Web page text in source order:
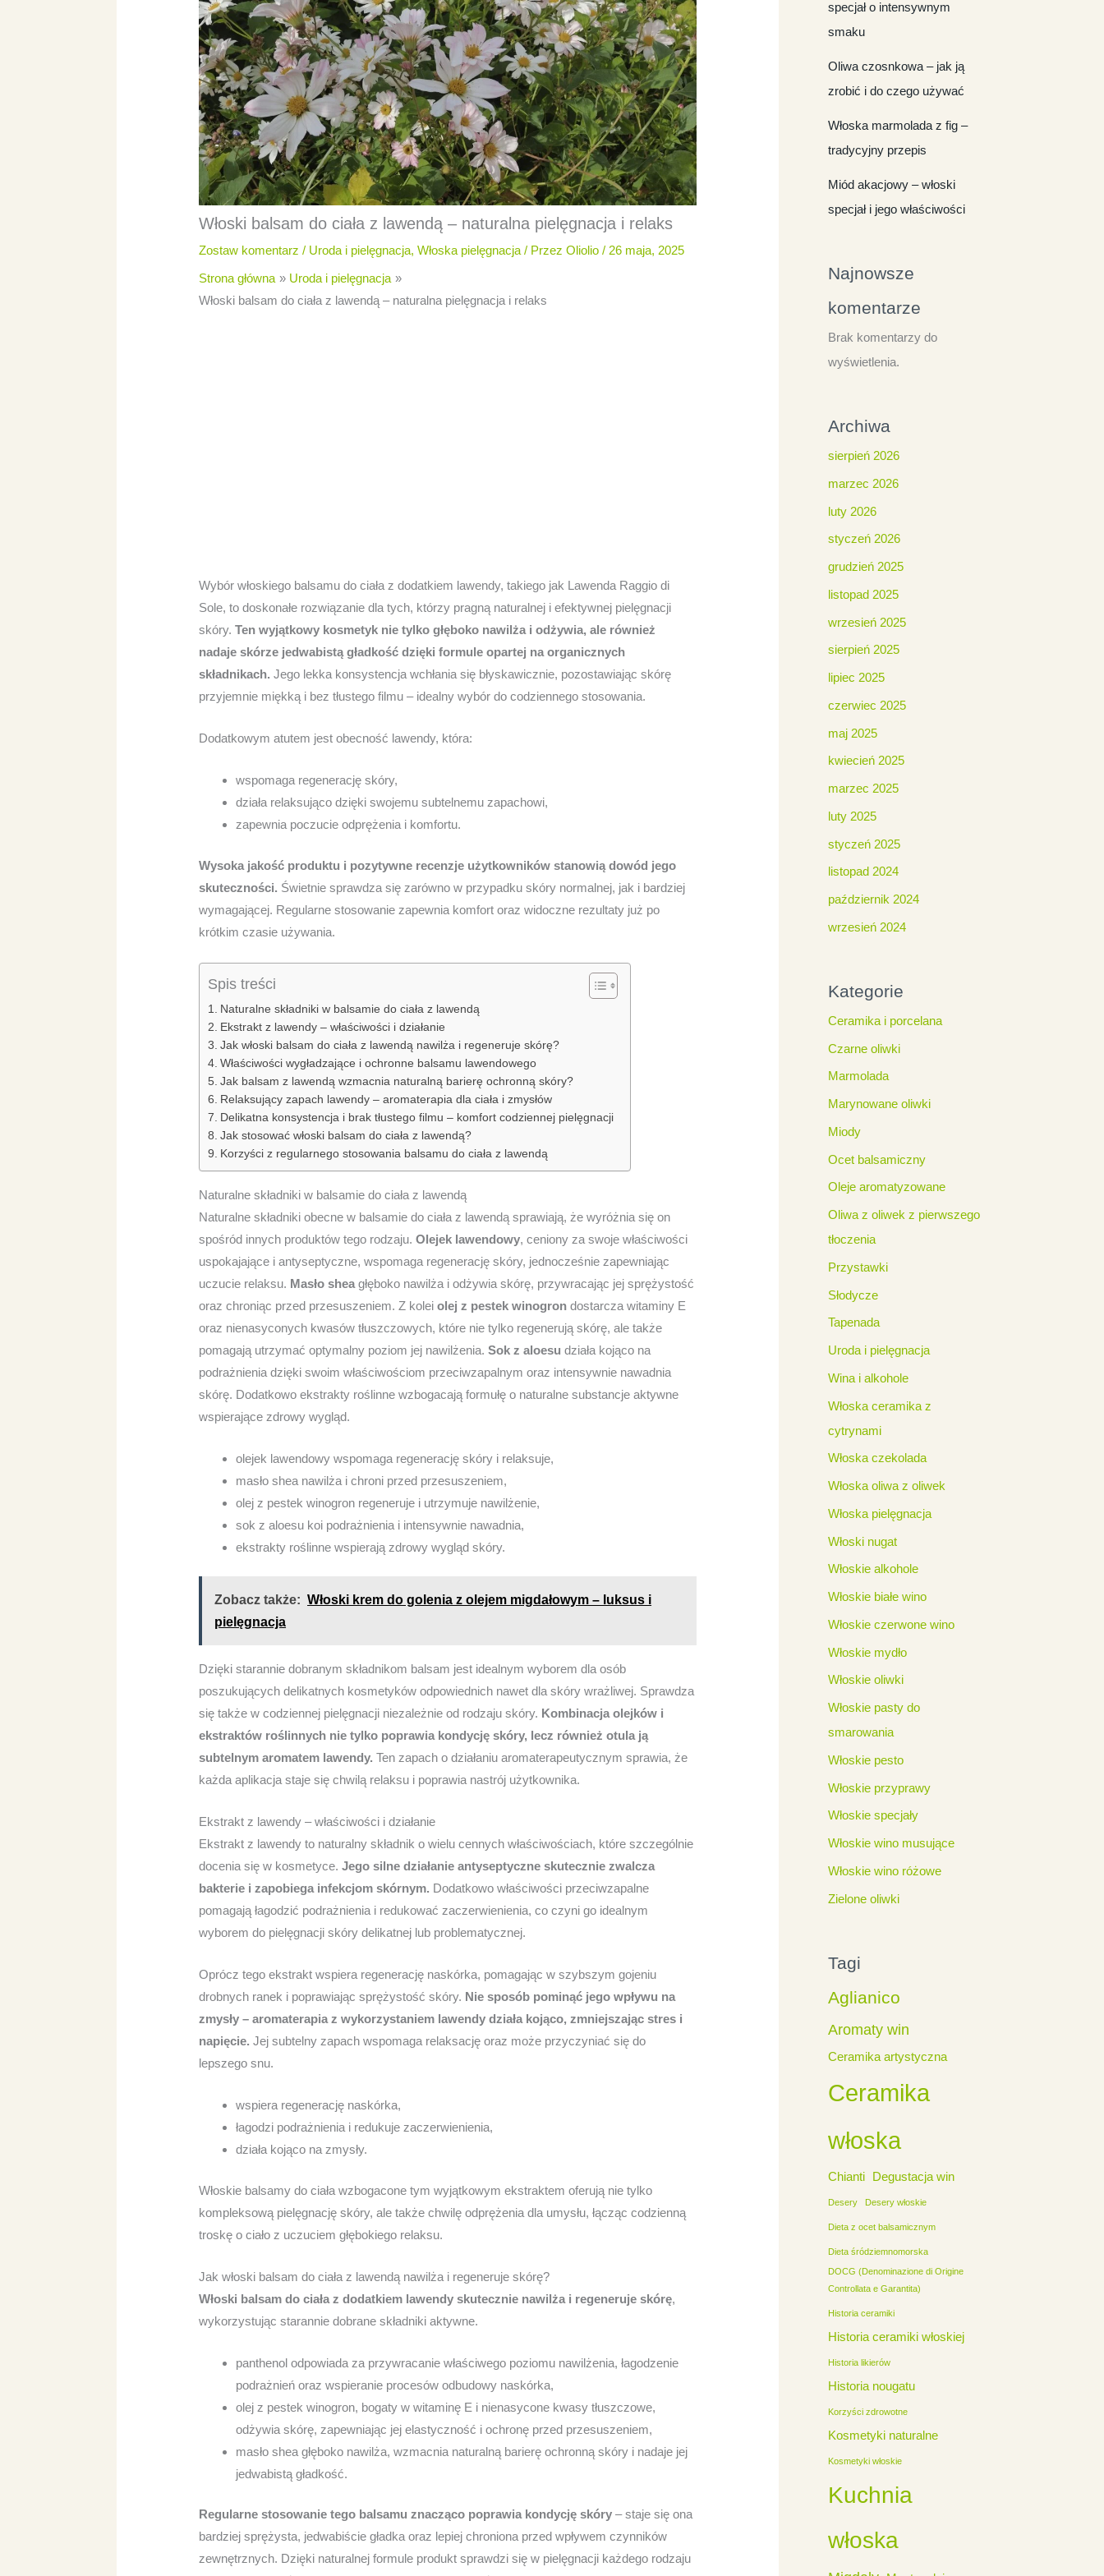
Włoski balsam do ciała z lawendą – naturalna pielęgnacja i relaks
Zostaw komentarz / Uroda i pielęgnacja,Włoska pielęgnacja / Przez Oliolio/ 26 maja, 2025
Strona główna
Uroda i pielęgnacja
Włoski balsam do ciała z lawendą – naturalna pielęgnacja i relaks
Wybór włoskiego balsamu do ciała z dodatkiem lawendy, takiego jak Lawenda Raggio di
Sole, to doskonałe rozwiązanie dla tych, którzy pragną naturalnej i efektywnej pielęgnacji
skóry.Ten wyjątkowy kosmetyk nie tylko głęboko nawilża i odżywia, ale również
nadaje skórze jedwabistą gładkość dzięki formule opartej na organicznych
składnikach. Jego lekka konsystencja wchłania się błyskawicznie, pozostawiając skórę
przyjemnie miękką i bez tłustego filmu – idealny wybór do codziennego stosowania.
Dodatkowym atutem jest obecność lawendy, która:
wspomaga regenerację skóry,
działa relaksująco dzięki swojemu subtelnemu zapachowi,
zapewnia poczucie odprężenia i komfortu.
Wysoka jakość produktu i pozytywne recenzje użytkowników stanowią dowód jego
skuteczności. Świetnie sprawdza się zarówno w przypadku skóry normalnej, jak i bardziej
wymagającej. Regularne stosowanie zapewnia komfort oraz widoczne rezultaty już po
krótkim czasie używania.
Spis treści
Naturalne składniki w balsamie do ciała z lawendą
Ekstrakt z lawendy – właściwości i działanie
Jak włoski balsam do ciała z lawendą nawilża i regeneruje skórę?
Właściwości wygładzające i ochronne balsamu lawendowego
Jak balsam z lawendą wzmacnia naturalną barierę ochronną skóry?
Relaksujący zapach lawendy – aromaterapia dla ciała i zmysłów
Delikatna konsystencja i brak tłustego filmu – komfort codziennej pielęgnacji
Jak stosować włoski balsam do ciała z lawendą?
Korzyści z regularnego stosowania balsamu do ciała z lawendą
Naturalne składniki w balsamie do ciała z lawendą
Naturalne składniki obecne w balsamie do ciała z lawendą sprawiają, że wyróżnia się on
spośród innych produktów tego rodzaju.Olejek lawendowy, ceniony za swoje właściwości
uspokajające i antyseptyczne, wspomaga regenerację skóry, jednocześnie zapewniając
uczucie relaksu. Masło shea głęboko nawilża i odżywia skórę, przywracając jej sprężystość
oraz chroniąc przed przesuszeniem. Z koleiolej z pestek winogron dostarcza witaminy E
oraz nienasyconych kwasów tłuszczowych, które nie tylko regenerują skórę, ale także
pomagają utrzymać optymalny poziom jej nawilżenia.Sok z aloesu działa kojąco na
podrażnienia dzięki swoim właściwościom przeciwzapalnym oraz intensywnie nawadnia
skórę. Dodatkowo ekstrakty roślinne wzbogacają formułę o naturalne substancje aktywne
wspierające zdrowy wygląd.
olejek lawendowy wspomaga regenerację skóry i relaksuje,
masło shea nawilża i chroni przed przesuszeniem,
olej z pestek winogron regeneruje i utrzymuje nawilżenie,
sok z aloesu koi podrażnienia i intensywnie nawadnia,
ekstrakty roślinne wspierają zdrowy wygląd skóry.
Zobacz także: Włoski krem do golenia z olejem migdałowym – luksus i
pielęgnacja
Dzięki starannie dobranym składnikom balsam jest idealnym wyborem dla osób
poszukujących delikatnych kosmetyków odpowiednich nawet dla skóry wrażliwej. Sprawdza
się także w codziennej pielęgnacji niezależnie od rodzaju skóry. Kombinacja olejków i
ekstraktów roślinnych nie tylko poprawia kondycję skóry, lecz również otula ją
subtelnym aromatem lawendy. Ten zapach o działaniu aromaterapeutycznym sprawia, że
każda aplikacja staje się chwilą relaksu i poprawia nastrój użytkownika.
Ekstrakt z lawendy – właściwości i działanie
Ekstrakt z lawendy to naturalny składnik o wielu cennych właściwościach, które szczególnie
docenia się w kosmetyce.Jego silne działanie antyseptyczne skutecznie zwalcza
bakterie i zapobiega infekcjom skórnym. Dodatkowo właściwości przeciwzapalne
pomagają łagodzić podrażnienia i redukować zaczerwienienia, co czyni go idealnym
wyborem do pielęgnacji skóry delikatnej lub problematycznej.
Oprócz tego ekstrakt wspiera regenerację naskórka, pomagając w szybszym gojeniu
drobnych ranek i poprawiając sprężystość skóry. Nie sposób pominąć jego wpływu na
zmysły – aromaterapia z wykorzystaniem lawendy działa kojąco, zmniejszając stres i
napięcie. Jej subtelny zapach wspomaga relaksację oraz może przyczyniać się do
lepszego snu.
wspiera regenerację naskórka,
łagodzi podrażnienia i redukuje zaczerwienienia,
działa kojąco na zmysły.
Włoskie balsamy do ciała wzbogacone tym wyjątkowym ekstraktem oferują nie tylko
kompleksową pielęgnację skóry, ale także chwilę odprężenia dla umysłu, łącząc codzienną
troskę o ciało z uczuciem głębokiego relaksu.
Jak włoski balsam do ciała z lawendą nawilża i regeneruje skórę?
Włoski balsam do ciała z dodatkiem lawendy skutecznie nawilża i regeneruje skórę,
wykorzystując starannie dobrane składniki aktywne.
panthenol odpowiada za przywracanie właściwego poziomu nawilżenia, łagodzenie
podrażnień oraz wspieranie procesów odbudowy naskórka,
olej z pestek winogron, bogaty w witaminę E i nienasycone kwasy tłuszczowe,
odżywia skórę, zapewniając jej elastyczność i ochronę przed przesuszeniem,
masło shea głęboko nawilża, wzmacnia naturalną barierę ochronną skóry i nadaje jej
jedwabistą gładkość.
Regularne stosowanie tego balsamu znacząco poprawia kondycję skóry – staje się ona
bardziej sprężysta, jedwabiście gładka oraz lepiej chroniona przed wpływem czynników
zewnętrznych. Dzięki naturalnej formule produkt sprawdzi się w pielęgnacji każdego rodzaju
specjał o intensywnym
smaku
Oliwa czosnkowa – jak ją
zrobić i do czego używać
Włoska marmolada z fig –
tradycyjny przepis
Miód akacjowy – włoski
specjał i jego właściwości
Najnowsze
komentarze
Brak komentarzy do
wyświetlenia.
Archiwa
sierpień 2026
marzec 2026
luty 2026
styczeń 2026
grudzień 2025
listopad 2025
wrzesień 2025
sierpień 2025
lipiec 2025
czerwiec 2025
maj 2025
kwiecień 2025
marzec 2025
luty 2025
styczeń 2025
listopad 2024
październik 2024
wrzesień 2024
Kategorie
Ceramika i porcelana
Czarne oliwki
Marmolada
Marynowane oliwki
Miody
Ocet balsamiczny
Oleje aromatyzowane
Oliwa z oliwek z pierwszego
tłoczenia
Przystawki
Słodycze
Tapenada
Uroda i pielęgnacja
Wina i alkohole
Włoska ceramika z
cytrynami
Włoska czekolada
Włoska oliwa z oliwek
Włoska pielęgnacja
Włoski nugat
Włoskie alkohole
Włoskie białe wino
Włoskie czerwone wino
Włoskie mydło
Włoskie oliwki
Włoskie pasty do
smarowania
Włoskie pesto
Włoskie przyprawy
Włoskie specjały
Włoskie wino musujące
Włoskie wino różowe
Zielone oliwki
Tagi
Aglianico
Aromaty win
Ceramika artystyczna
Ceramika
włoska
Chianti Degustacja win
Desery Desery włoskie
Dieta z ocet balsamicznym
Dieta śródziemnomorska
DOCG (Denominazione di Origine
Controllata e Garantita)
Historia ceramiki
Historia ceramiki włoskiej
Historia likierów
Historia nougatu
Korzyści zdrowotne
Kosmetyki naturalne
Kosmetyki włoskie
Kuchnia
włoska